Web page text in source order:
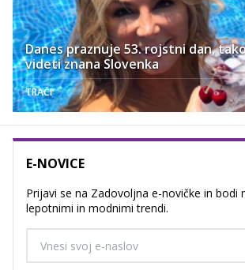
Danes praznuje 53. rojstni dan,
videti znana Slovenka
TRAČI
E-NOVICE
Prijavi se na Zadovoljna e-novičke in bodi
lepotnimi in modnimi trendi.